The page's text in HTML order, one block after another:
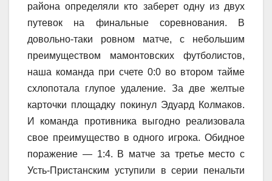
района определяли кто заберет одну из двух
путевок на финальные соревнования. В
довольно-таки ровном матче, с небольшим
преимуществом мамонтовских футболистов,
наша команда при счете 0:0 во втором тайме
схлопотала глупое удаление. За две желтые
карточки площадку покинул Эдуард Колмаков.
И команда противника выгодно реализовала
свое преимущество в одного игрока. Обидное
поражение — 1:4. В матче за третье место с
Усть-Пристанским уступили в серии пенальти